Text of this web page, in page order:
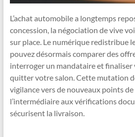
L’achat automobile a longtemps
concession, la négociation de vive
sur place. Le numérique redistribue
pouvez désormais comparer des
interroger un mandataire et finaliser
quitter votre salon. Cette mutation
vigilance vers de nouveaux points
l’intermédiaire aux vérifications
sécurisent la livraison.